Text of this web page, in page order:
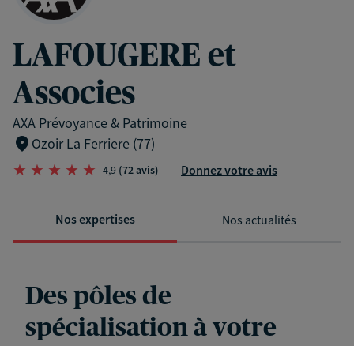
LAFOUGERE et
Associes
AXA Prévoyance & Patrimoine
Ozoir La Ferriere (77)
4,9 (72 avis) Donnez votre avis
Nos expertises Nos actualités
Des pôles de
spécialisation à votre